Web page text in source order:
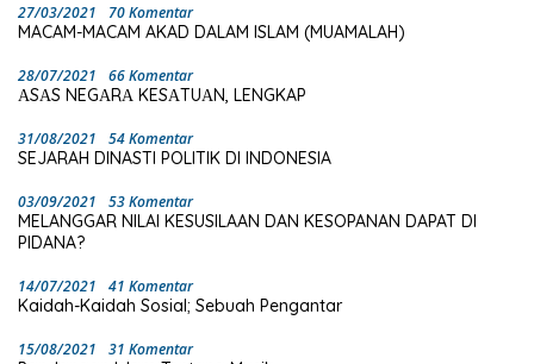
27/03/2021 70 Komentar
MACAM-MACAM AKAD DALAM ISLAM (MUAMALAH)
28/07/2021 66 Komentar
ΑSΑS NEGΑRΑ KESΑTUΑN, LENGKAP
31/08/2021 54 Komentar
SEJARAH DINASTI POLITIK DI INDONESIA
03/09/2021 53 Komentar
MELANGGAR NILAI KESUSILAAN DAN KESOPANAN DAPAT DI
PIDANA?
14/07/2021 41 Komentar
Kaidah-Kaidah Sosial; Sebuah Pengantar
15/08/2021 31 Komentar